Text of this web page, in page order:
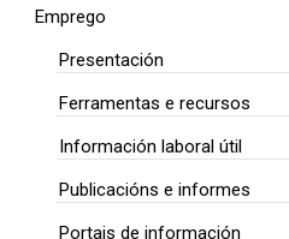
Emprego
Presentación
Ferramentas e recursos
Información laboral útil
Publicacións e informes
Portais de información